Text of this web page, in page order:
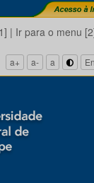
| Ir para o menu
a+ a- a